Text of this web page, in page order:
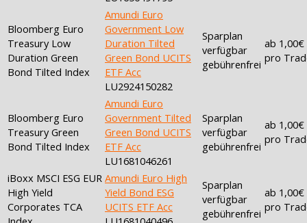
Bloomberg Euro
Treasury Low
Duration Green
Bond Tilted Index
Amundi Euro
Government Low
Duration Tilted
Green Bond UCITS
ETF Acc
LU2924150282
Sparplan
verfügbar
gebührenfrei
ab 1,00€
pro
Bloomberg Euro
Treasury Green
Bond Tilted Index
Amundi Euro
Government Tilted
Green Bond UCITS
ETF Acc
LU1681046261
Sparplan
verfügbar
gebührenfrei
ab 1,00€
pro
iBoxx MSCI ESG EUR
High Yield
Corporates TCA
Amundi Euro High
Yield Bond ESG
UCITS ETF Acc
Sparplan
verfügbar
gebührenfrei
ab 1,00€
pro